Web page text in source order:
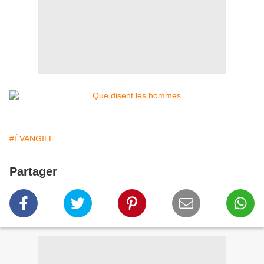
#ÉVANGILE
Partager